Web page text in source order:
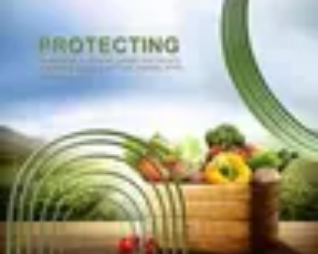
d'AchatComparatifs
Pièces Agricoles